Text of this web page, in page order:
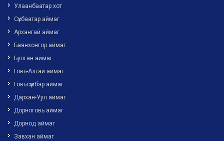
Улаанбаатар хот
Сүхбаатар аймаг
Архангай аймаг
Баянхонгор аймаг
Булган аймаг
Говь-Алтай аймаг
Говьсүмбэр аймаг
Дархан-Уул аймаг
Дорноговь аймаг
Дорнод аймаг
Завхан аймаг